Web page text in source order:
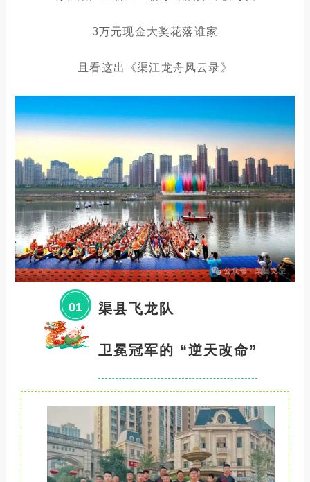
3万元现金大奖花落谁家
且看这出《渠江龙舟风云录》
01 渠县飞龙队
卫冕冠军的 “逆天改命”